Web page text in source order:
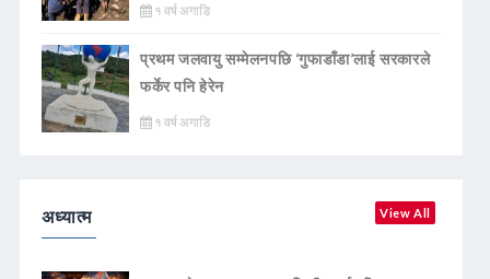
१ वर्ष अगाडि
प्रथम जलवायु सम्मेलनपछि ‘गुफाडाँडा’लाई सरकारले
फर्केर पनि हेरेन
१ वर्ष अगाडि
अध्यात्म View All